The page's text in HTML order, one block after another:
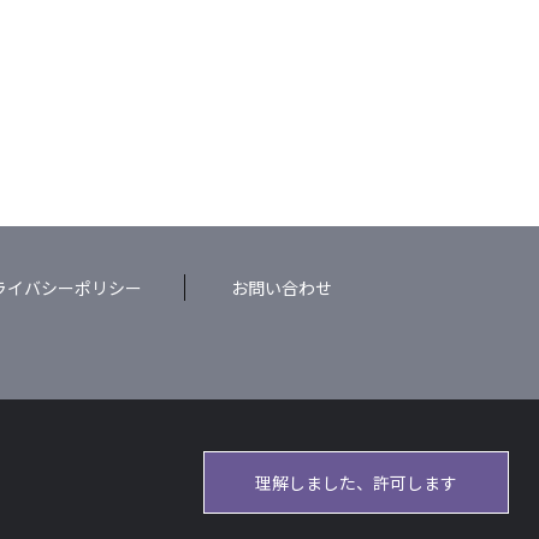
イバシーポリシー お問い合わせ
理解しました、許可します